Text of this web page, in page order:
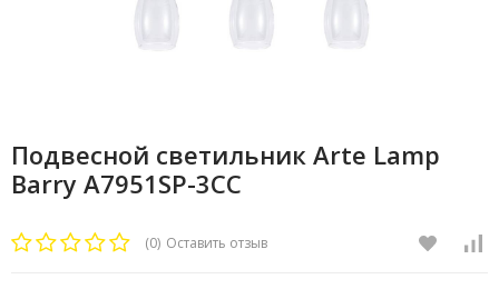
Подвесной светильник Arte Lamp
Barry A7951SP-3CC
(0) Оставить отзыв